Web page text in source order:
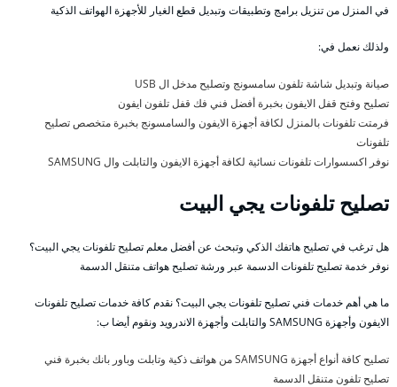
في المنزل من تنزيل برامج وتطبيقات وتبديل قطع الغيار للأجهزة الهواتف الذكية
ولذلك نعمل في:
صيانة وتبديل شاشة تلفون سامسونج وتصليح مدخل ال USB
تصليح وفتح قفل الايفون بخبرة أفضل فني فك قفل تلفون ايفون
فرمتت تلفونات بالمنزل لكافة أجهزة الايفون والسامسونج بخبرة متخصص تصليح
تلفونات
نوفر اكسسوارات تلفونات نسائية لكافة أجهزة الايفون والتابلت وال SAMSUNG
تصليح تلفونات يجي البيت
هل ترغب في تصليح هاتفك الذكي وتبحث عن أفضل معلم تصليح تلفونات يجي البيت؟
نوفر خدمة تصليح تلفونات الدسمة عبر ورشة تصليح هواتف متنقل الدسمة
ما هي أهم خدمات فني تصليح تلفونات يجي البيت؟ نقدم كافة خدمات تصليح تلفونات
الايفون وأجهزة SAMSUNG والتابلت وأجهزة الاندرويد ونقوم أيضا ب:
تصليح كافة أنواع أجهزة SAMSUNG من هواتف ذكية وتابلت وباور بانك بخبرة فني
تصليح تلفون متنقل الدسمة